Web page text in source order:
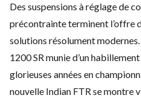
Des suspensions à réglage de
précontrainte terminent l’offre
solutions résolument
1200 SR munie d’un
glorieuses années en
nouvelle Indian FTR se montre